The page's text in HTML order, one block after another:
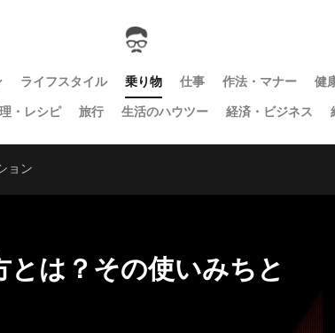
ライフスタイル 乗り物 仕事 作法・マナー 健
・レシピ 旅行 生活のハウツー 経済・ビジネス
ョン
は？その使いみちと